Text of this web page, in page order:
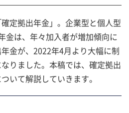
定拠出年金」。企業型と個人型
金は、年々加入者が増加傾向に
金が、2022年4月より大幅に制
りました。本稿では、確定拠出
いて解説していきます。